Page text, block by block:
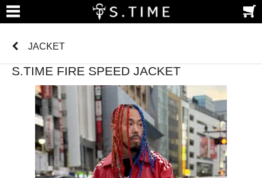
JACKET
S.TIME FIRE SPEED JACKET